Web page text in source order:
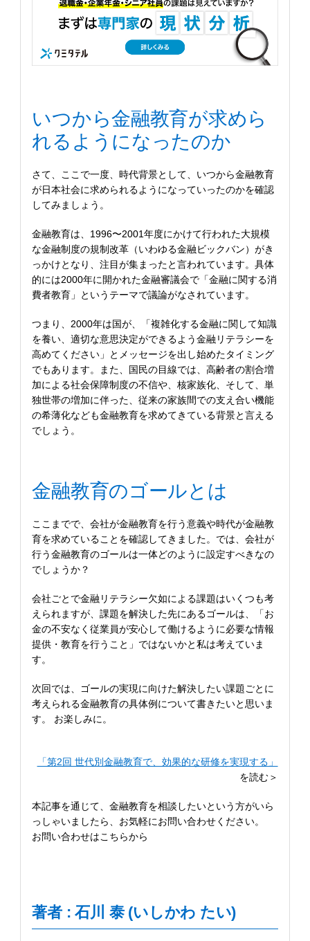
いつから金融教育が求めら
れるようになったのか
さて、ここで一度、時代背景として、いつから金融教育
が日本社会に求められるようになっていったのかを確認
してみましょう。
金融教育は、1996〜2001年度にかけて行われた大規模
な金融制度の規制改革（いわゆる金融ビックバン）がき
っかけとなり、注目が集まったと言われています。具体
的には2000年に開かれた金融審議会で「金融に関する消
費者教育」というテーマで議論がなされています。
つまり、2000年は国が、「複雑化する金融に関して知識
を養い、適切な意思決定ができるよう金融リテラシーを
高めてください」とメッセージを出し始めたタイミング
でもあります。また、国民の目線では、高齢者の割合増
加による社会保障制度の不信や、核家族化、そして、単
独世帯の増加に伴った、従来の家族間での支え合い機能
の希薄化なども金融教育を求めてきている背景と言える
でしょう。
金融教育のゴールとは
ここまでで、会社が金融教育を行う意義や時代が金融教
育を求めていることを確認してきました。では、会社が
行う金融教育のゴールは一体どのように設定すべきなの
でしょうか？
会社ごとで金融リテラシー欠如による課題はいくつも考
えられますが、課題を解決した先にあるゴールは、「お
金の不安なく従業員が安心して働けるように必要な情報
提供・教育を行うこと」ではないかと私は考えていま
す。
次回では、ゴールの実現に向けた解決したい課題ごとに
考えられる金融教育の具体例について書きたいと思いま
す。 お楽しみに。
「第2回 世代別金融教育で、効果的な研修を実現する」
を読む＞
本記事を通じて、金融教育を相談したいという方がいら
っしゃいましたら、お気軽にお問い合わせください。
お問い合わせはこちらから
著者 : 石川 泰 (いしかわ たい)